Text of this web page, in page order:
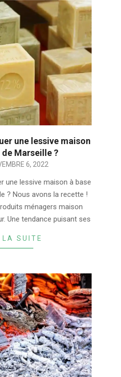
une lessive maison
de Marseille ?
6, 2022
une lessive maison à base
? Nous avons la recette !
ménagers maison
Une tendance puisant ses
LA SUITE